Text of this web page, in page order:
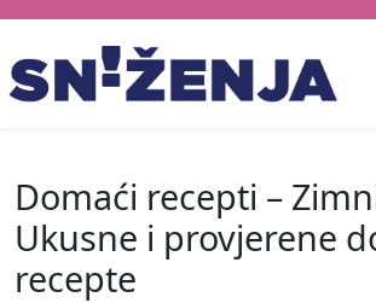
Domaći recepti –
Ukusne i provjerene
recepte